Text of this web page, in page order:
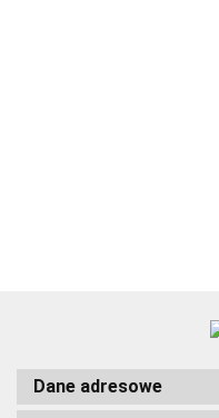
Dane adresowe